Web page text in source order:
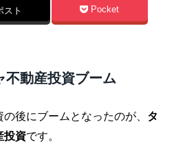
スト Pocket
不動産投資ブーム
後にブームとなったのが、 タ
投資です。